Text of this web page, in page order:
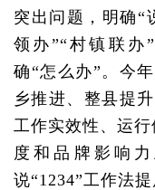
突出问题，明确“
领办”“村镇联办
确“怎么办”。今
乡推进、整县提
工作实效性、运
度和品牌影响
说“1234”工作法提